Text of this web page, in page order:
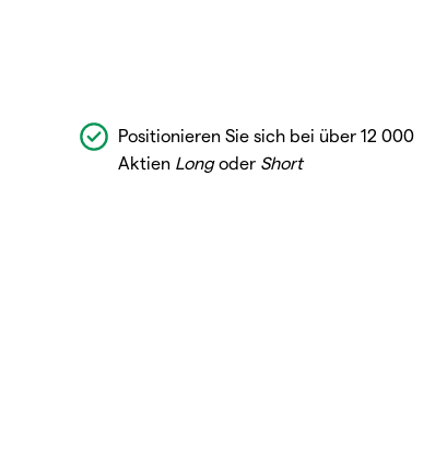
Positionieren Sie sich bei über 12 000
Aktien Longoder Short